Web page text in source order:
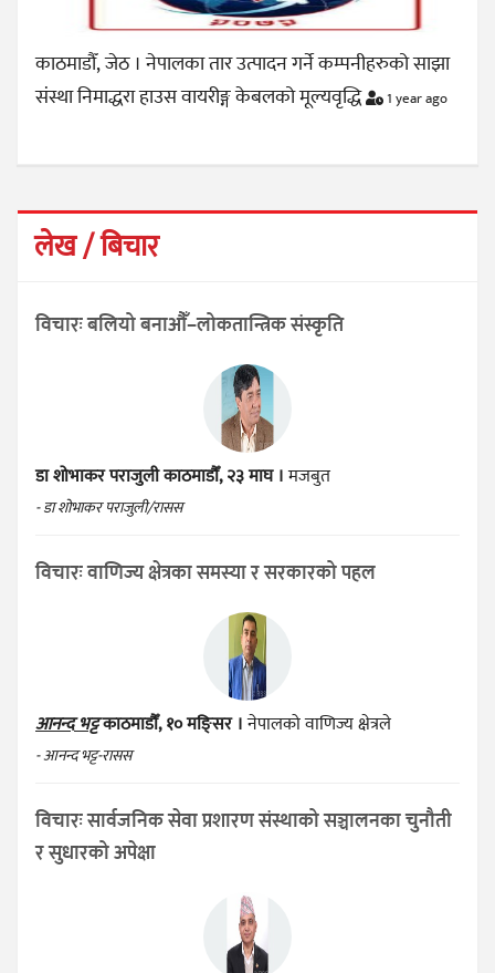
काठमाडौँ, जेठ । नेपालका तार उत्पादन गर्ने कम्पनीहरुको साझा
संस्था निमाद्धरा हाउस वायरीङ्ग केबलको मूल्यवृद्धि
1 year ago
लेख / बिचार
विचारः बलियो बनाऔँ–लोकतान्त्रिक संस्कृति
डा शोभाकर पराजुलीकाठमाडौँ, २३ माघ ।मजबुत
- डा शोभाकर पराजुली/रासस
विचारः वाणिज्य क्षेत्रका समस्या र सरकारको पहल
आनन्द भट्टकाठमाडौँ, १० मङ्सिर ।नेपालको वाणिज्य क्षेत्रले
- आनन्द भट्ट-रासस
विचारः सार्वजनिक सेवा प्रशारण संस्थाको सञ्चालनका चुनौती
र सुधारको अपेक्षा